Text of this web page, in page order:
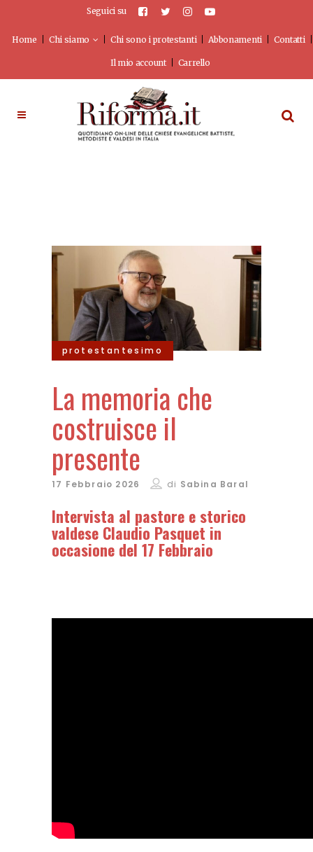
Seguici su
Home Chi siamo Chi sono i protestanti Abbonamenti Contatti
Il mio account Carrello
protestantesimo
La memoria che
costruisce il
presente
17 Febbraio 2026 di Sabina Baral
Intervista al pastore e storico
valdese Claudio Pasquet in
occasione del 17 Febbraio